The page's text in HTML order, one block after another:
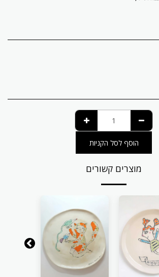
הוסף לסל הקניות
מוצרים קשורים